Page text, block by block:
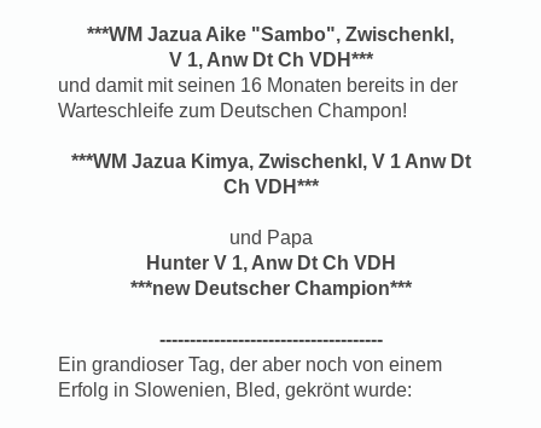
***WM Jazua Aike "Sambo", Zwischenkl,
V 1, Anw Dt Ch VDH***
und damit mit seinen 16 Monaten bereits in der
Warteschleife zum Deutschen Champon!
***WM Jazua Kimya, Zwischenkl, V 1 Anw Dt
Ch VDH***
und Papa
Hunter V 1, Anw Dt Ch VDH
***new Deutscher Champion***
-------------------------------------
Ein grandioser Tag, der aber noch von einem
Erfolg in Slowenien, Bled, gekrönt wurde: